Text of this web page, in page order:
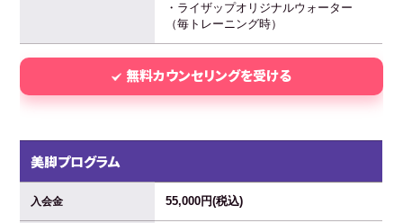
・ライザップオリジナルウォーター
（毎トレーニング時）
無料カウンセリングを受ける
美脚プログラム
入会金 55,000円(税込)